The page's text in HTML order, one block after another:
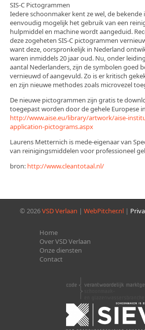
SIS-C Pictogrammen
Iedere schoonmaker kent ze wel, de bekende
eenvoudig mogelijk het gebruik van een
hulpmiddel en machine wordt aangeduid.
deze zogeheten SIS-C pictogrammen
want deze, oorspronkelijk in Nederland
waren inmiddels 20 jaar oud. Nu, onder
aantal Nederlanders, zijn de symbolen goed
vernieuwd of aangevuld. Zo is er kritisch
en zijn nieuwe methodes zoals microvezel
De nieuwe pictogrammen zijn gratis te
toegepast worden door de gehele Europese
http://www.aise.eu/library/artwork/aise-
application-pictograms.aspx
Laurens Metternich is mede-eigenaar van
van reinigingsmiddelen voor professioneel
bron: http://www.cleantotaal.nl/
© 2026VSD Verlaan | WebPitcher.nl |
Home
Over VSD Verlaan
Onze diensten
Contact